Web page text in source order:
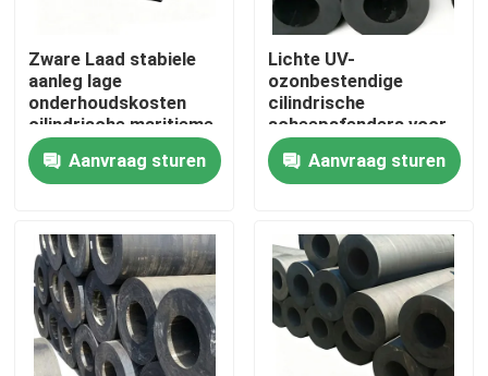
Thuis
Video's
Over ons
Zware Laad stabiele
aanleg lage
onderhoudskosten
cilindrische maritieme
fenders dok rubberen
bumperAanvraag sturen
Lichte UV-
ozonbestendige
cilindrische
scheepsfenders voor
efficiënte
inslagabsorptie
Aanvraag sturen